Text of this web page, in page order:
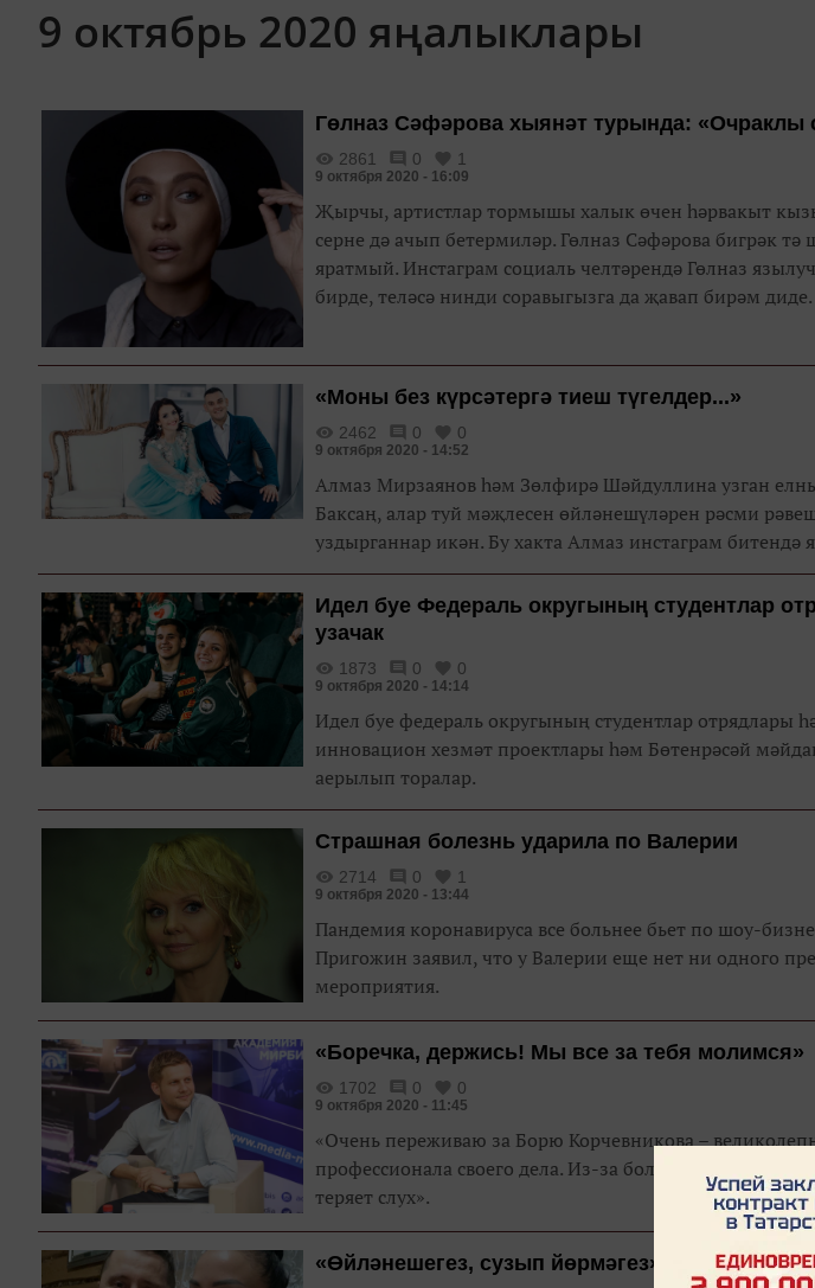
9 октябрь 2020 яңалыклары
Гөлназ Сәфәрова хыянәт турында: «Очраклы
2861 0 1
9 октября 2020 - 16:09
Җырчы, артистлар тормышы халык өчен һәрвакыт
серне дә ачып бетермиләр. Гөлназ Сәфәрова бигрәк
яратмый. Инстаграм социаль челтәрендә Гөлназ
бирде, теләсә нинди соравыгызга да җавап бирәм
«Моны без күрсәтергә тиеш түгелдер...»
2462 0 0
9 октября 2020 - 14:52
Алмаз Мирзаянов һәм Зөлфирә Шәйдуллина узган
Баксаң, алар туй мәҗлесен өйләнешүләрен рәсми
уздырганнар икән. Бу хакта Алмаз инстаграм битендә
Идел буе Федераль округының студентлар
узачак
1873 0 0
9 октября 2020 - 14:14
Идел буе федераль округының студентлар отрядлары
инновацион хезмәт проектлары һәм Бөтенрәсәй
аерылып торалар.
Страшная болезнь ударила по Валерии
2714 0 1
9 октября 2020 - 13:44
Пандемия коронавируса все больнее бьет по шоу-
Пригожин заявил, что у Валерии еще нет ни одного
мероприятия.
«Боречка, держись! Мы все за тебя молимся»
1702 0 0
9 октября 2020 - 11:45
«Очень переживаю за Борю Корчевникова –
профессионала своего дела. Из-за болезни, с которой
теряет слух».
«Өйләнешегез, сузып йөрмәгез»